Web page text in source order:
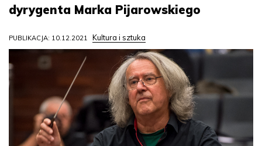
dyrygenta Marka Pijarowskiego
PUBLIKACJA: 10.12.2021 Kultura i sztuka